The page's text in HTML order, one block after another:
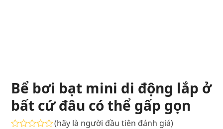
Bể bơi bạt mini di động lắp ở
bất cứ đâu có thể gấp gọn
(hãy là người đầu tiên đánh giá)